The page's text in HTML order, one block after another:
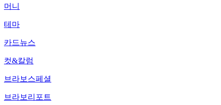
머니
테마
카드뉴스
컷&칼럼
브라보스페셜
브라보리포트